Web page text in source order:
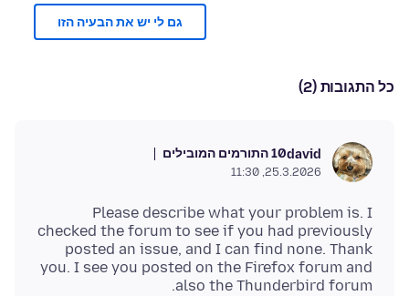
גם לי יש את הבעיה הזו
כל התגובות (2)
david10 התורמים המובילים
25.3.2026, 11:30
Please describe what your problem is. I
checked the forum to see if you had previously
posted an issue, and I can find none. Thank
you. I see you posted on the Firefox forum and
also the Thunderbird forum.